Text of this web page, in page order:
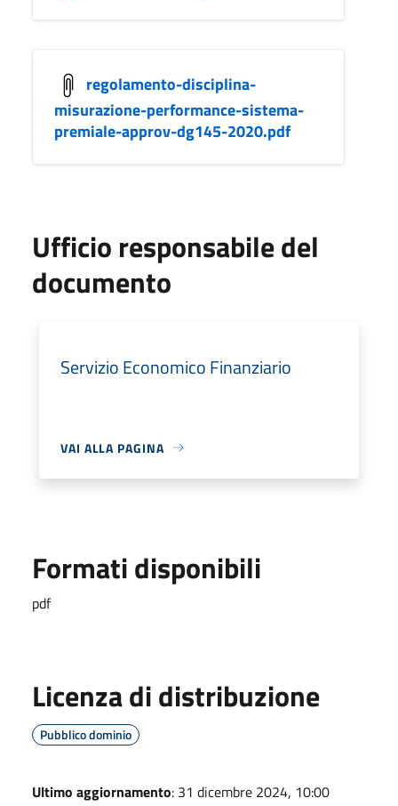
regolamento-disciplina-
misurazione-performance-sistema-
premiale-approv-dg145-2020.pdf
Ufficio responsabile del
documento
Servizio Economico Finanziario
VAI ALLA PAGINA
Formati disponibili
pdf
Licenza di distribuzione
Pubblico dominio
Ultimo aggiornamento: 31 dicembre 2024, 10:00